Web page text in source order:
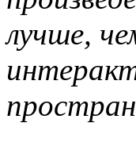
лучше,